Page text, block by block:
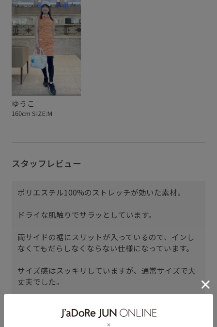
ゆうこ
160cm SIZE:M
スタッフレビュー
ポリエステル100%のストレッチが効いた素材。
ドライな肌触りでサラッとしています。
両サイドの裾にスリットが入っているので、インし
なくてもだらしなくならない仕様になっています。
サイズ感はスッキリしていますが、通常サイズで大
丈夫でした。
日本橋三越
ゆうこ (160cm)